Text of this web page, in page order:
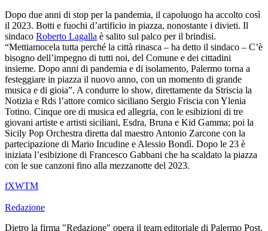
Dopo due anni di stop per la pandemia, il capoluogo ha accolto così
il 2023. Botti e fuochi d’artificio in piazza, nonostante i divieti. Il
sindaco Roberto Lagalla è salito sul palco per il brindisi.
“Mettiamocela tutta perché la città rinasca – ha detto il sindaco – C’è
bisogno dell’impegno di tutti noi, del Comune e dei cittadini
insieme. Dopo anni di pandemia e di isolamento, Palermo torna a
festeggiare in piazza il nuovo anno, con un momento di grande
musica e di gioia”. A condurre lo show, direttamente da Striscia la
Notizia e Rds l’attore comico siciliano Sergio Friscia con Ylenia
Totino. Cinque ore di musica ed allegria, con le esibizioni di tre
giovani artiste e artisti siciliani, Esdra, Bruna e Kid Gamma; poi la
Sicily Pop Orchestra diretta dal maestro Antonio Zarcone con la
partecipazione di Mario Incudine e Alessio Bondì. Dopo le 23 è
iniziata l’esibizione di Francesco Gabbani che ha scaldato la piazza
con le sue canzoni fino alla mezzanotte del 2023.
fXWTM
Redazione
Dietro la firma "Redazione" opera il team editoriale di Palermo Post.